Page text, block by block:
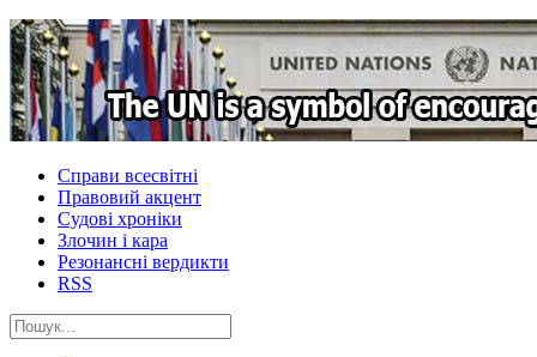
Справи всесвітні
Правовий акцент
Судові хроніки
Злочин і кара
Резонансні вердикти
RSS